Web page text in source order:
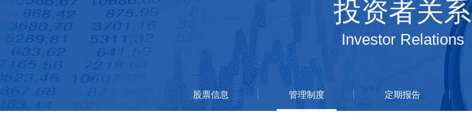
投资者关系
Investor Relations
股票信息 管理制度 定期报告